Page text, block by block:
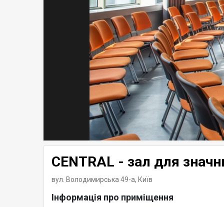
CENTRAL - зал для
вул. Володимирська 49-а, Київ
Інформація про приміщення